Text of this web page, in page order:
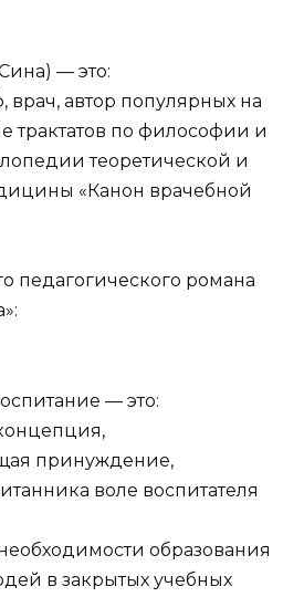
— это:
врач, автор популярных на
трактатов по философии и
теоретической и
«Канон врачебной
педагогического романа
— это:
принуждение,
воле воспитателя
образования
в закрытых учебных